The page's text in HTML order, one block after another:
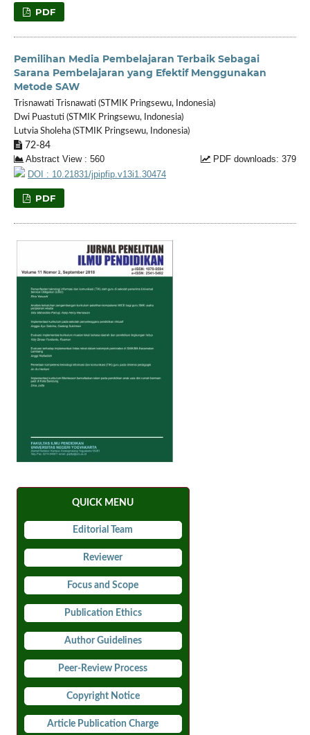
PDF
Pemilihan Media Pembelajaran Terbaik Sebagai
Sarana Pembelajaran yang Efektif Menggunakan
Metode SAW
Trisnawati Trisnawati (STMIK Pringsewu, Indonesia)
Dwi Puastuti (STMIK Pringsewu, Indonesia)
Lutvia Sholeha (STMIK Pringsewu, Indonesia)
72-84
Abstract View : 560
PDF downloads: 379
DOI : 10.21831/jpipfip.v13i1.30474
PDF
QUICK MENU
Editorial Team
Reviewer
Focus and Scope
Publication Ethics
Author Guidelines
Peer-Review Process
Copyright Notice
Article Publication Charge